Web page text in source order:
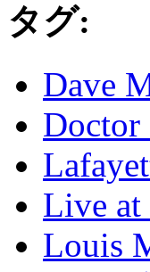
タグ:
Dave
Doctor
Live
Louis